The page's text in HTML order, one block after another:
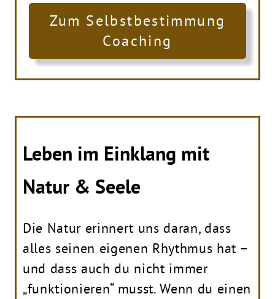
Zum Selbstbestimmung
Coaching
Leben im Einklang mit
Natur & Seele
Die Natur erinnert uns daran, dass
alles seinen eigenen Rhythmus hat –
und dass auch du nicht immer
„funktionieren“ musst. Wenn du einen